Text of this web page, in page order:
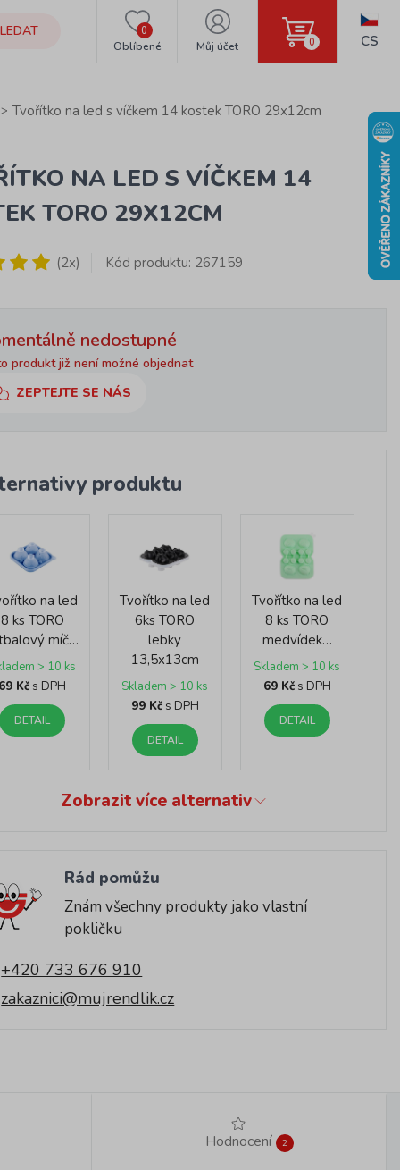
Oblíbené
0
Můj účet 0 CS
Tvořítko na led s víčkem 14 kostek TORO 29x12cm
NA LED S VÍČKEM 14
TORO 29X12CM
(2x) Kód produktu: 267159
nedostupné
produkt již není možné objednat
ZEPTEJTE SE NÁS
produktu
na led
8 ks TORO
míč…
> 10 ks
69 Kč s DPH
DETAIL
Tvořítko na led
6ks TORO
lebky
13,5x13cm
Skladem > 10 ks
99 Kčs DPH
DETAIL
Tvořítko na led
8 ks TORO
medvídek…
Skladem > 10 ks
69 Kčs DPH
DETAIL
Zobrazit více alternativ
Rád pomůžu
Znám všechny produkty jako vlastní
pokličku
+420 733 676 910
zakaznici@mujrendlik.cz
Hodnocení 2